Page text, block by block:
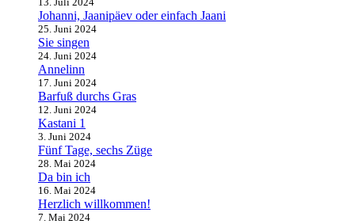
Johanni, Jaanipäev oder einfach Jaani
25. Juni 2024
Sie singen
24. Juni 2024
Annelinn
17. Juni 2024
Barfuß durchs Gras
12. Juni 2024
Kastani 1
3. Juni 2024
Fünf Tage, sechs Züge
28. Mai 2024
Da bin ich
16. Mai 2024
Herzlich willkommen!
7. Mai 2024